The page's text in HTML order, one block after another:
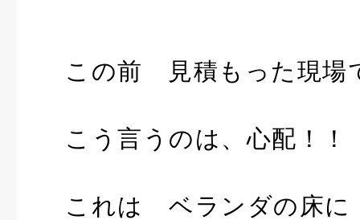
この前 見積もった現場
こう言うのは、心配！！
これは ベランダの床